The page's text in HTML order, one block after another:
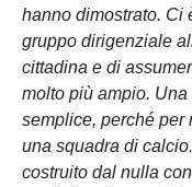
hanno dimostrato. Ci
gruppo dirigenziale
cittadina e di
molto più ampio.
semplice, perché per
una squadra di
costruito dal nulla